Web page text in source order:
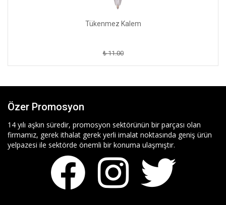
Tükenmez Kalem
₺ 11.00
Özer Promosyon
14 yılı aşkın süredir, promosyon sektörünün bir parçası olan
firmamız, gerek ithalat gerek yerli imalat noktasında geniş ürün
yelpazesi ile sektörde önemli bir konuma ulaşmıştır.